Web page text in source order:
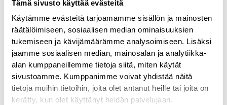
Tämä sivusto käyttää evästeitä
Käytämme evästeitä tarjoamamme sisällön ja mainosten
räätälöimiseen, sosiaalisen median ominaisuuksien
tukemiseen ja kävijämäärämme analysoimiseen. Lisäksi
jaamme sosiaalisen median, mainosalan ja analytiikka-
alan kumppaneillemme tietoja siitä, miten käytät
sivustoamme. Kumppanimme voivat yhdistää näitä
tietoja muihin tietoihin, joita olet antanut heille tai joita on
kerätty, kun olet käyttänyt heidän palvelujaan.
Jäteastioiden
tyhjennyspäivissä muutoksia
toukokuussa
27.4.2026
Alavieskan, Himangan, Kalajoen, Merijärven,
Pyhäjoen ja Oulaisten alueen jätekuljetusten
urakoitsija vaihtuu toukokuun 2026 alussa.